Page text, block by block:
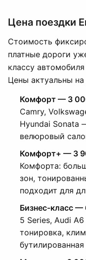
Цена поездки
Стоимость
платные дороги
классу
Цены актуальны
Комфорт — 3
Camry,
Hyundai Sonata
велюровый
Комфорт+ — 3
Комфорта:
зон,
подходит для
Бизнес-класс
5 Series, Audi
тонировка,